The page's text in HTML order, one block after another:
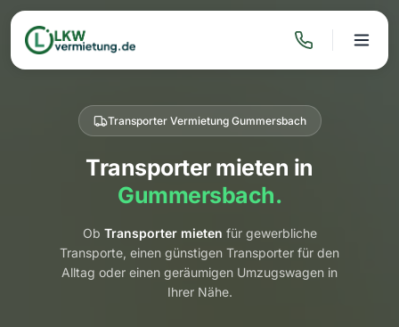
Transporter Vermietung Gummersbach
Transporter mieten in
Gummersbach.
Ob Transporter mieten für gewerbliche
Transporte, einen günstigen Transporter für den
Alltag oder einen geräumigen Umzugswagen in
Ihrer Nähe.